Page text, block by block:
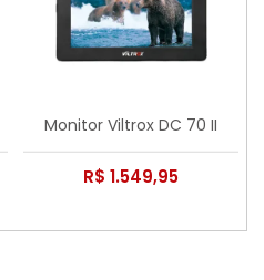
Monitor Viltrox DC 70 II
R$ 1.549,95